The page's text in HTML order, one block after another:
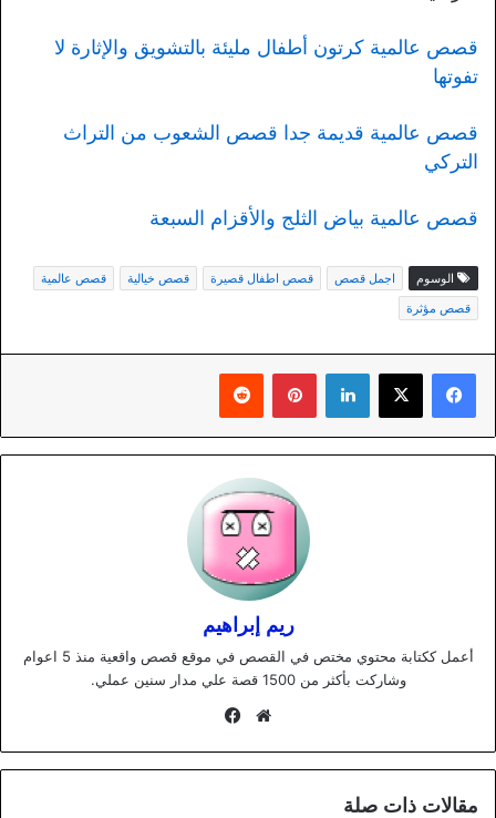
قصص عالمية كرتون أطفال مليئة بالتشويق والإثارة لا
تفوتها
قصص عالمية قديمة جدا قصص الشعوب من التراث
التركي
قصص عالمية بياض الثلج والأقزام السبعة
الوسوم اجمل قصص قصص اطفال قصيرة قصص خيالية
قصص عالمية
قصص مؤثرة
لينكدإن بينتيريست
ريم إبراهيم
أعمل ككتابة محتوي مختص في القصص في موقع قصص واقعية منذ 5 اعوام
وشاركت بأكثر من 1500 قصة علي مدار سنين عملي.
موقع
مقالات ذات صلة